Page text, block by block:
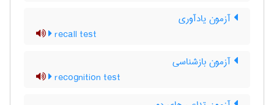
آزمون یادآوری
recall test
آزمون بازشناسی
recognition test